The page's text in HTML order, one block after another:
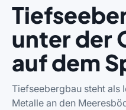
unter der
auf dem
Tiefseebergbau steht als
Metalle an den